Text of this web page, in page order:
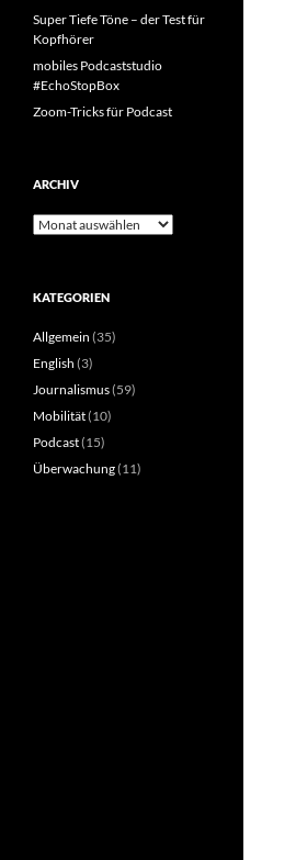
Super Tiefe Töne – der Test für
Kopfhörer
mobiles Podcaststudio
#EchoStopBox
Zoom-Tricks für Podcast
ARCHIV
Archiv
KATEGORIEN
Allgemein (35)
English (3)
Journalismus(59)
Mobilität(10)
Podcast(15)
Überwachung(11)